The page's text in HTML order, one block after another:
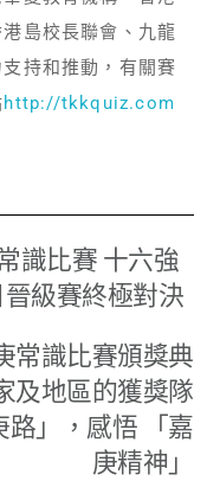
島校長聯會、九龍
持和推動，有關賽
http://tkkquiz.com
識比賽 十六強
晉級賽終極對決
常識比賽頒獎典
及地區的獲獎隊
」，感悟 「嘉
庚精神」